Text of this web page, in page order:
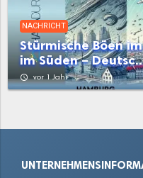
Bischofsheim
Bornheim
Büdingen
NACHRICHT
Stürmische Böen
im Süden –
access_time vor 1 Jahr